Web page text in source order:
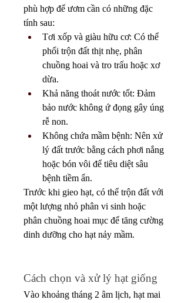
phù hợp để ươm cần có những đặc
tính sau:
Tơi xốp và giàu hữu cơ: Có thể
phối trộn đất thịt nhẹ, phân
chuồng hoai và tro trấu hoặc xơ
dừa.
Khả năng thoát nước tốt: Đảm
bảo nước không ứ đọng gây úng
rễ non.
Không chứa mầm bệnh: Nên xử
lý đất trước bằng cách phơi nắng
hoặc bón vôi để tiêu diệt sâu
bệnh tiềm ẩn.
Trước khi gieo hạt, có thể trộn đất với
một lượng nhỏ phân vi sinh hoặc
phân chuồng hoai mục để tăng cường
dinh dưỡng cho hạt nảy mầm.
Cách chọn và xử lý hạt giống
Vào khoảng tháng 2 âm lịch, hạt mai